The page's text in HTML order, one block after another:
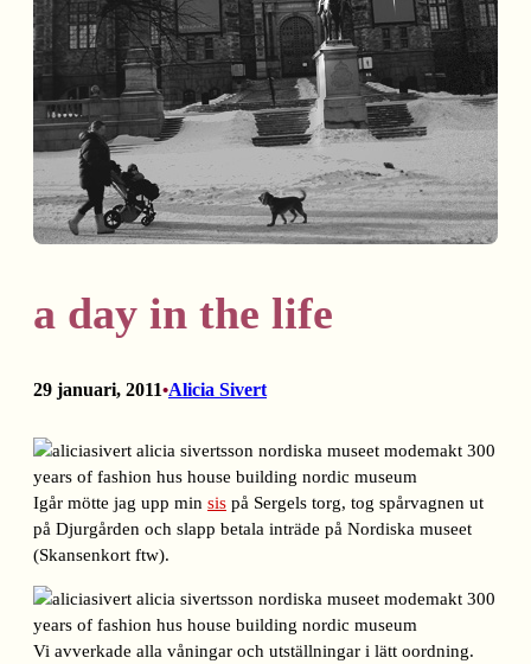
a day in the life
29 januari, 2011•Alicia Sivert
Igår mötte jag upp min sis på Sergels torg, tog spårvagnen ut
på Djurgården och slapp betala inträde på Nordiska museet
(Skansenkort ftw).
Vi avverkade alla våningar och utställningar i lätt oordning.